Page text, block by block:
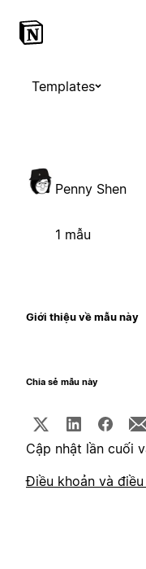
Templates
Penny Shen
1 mẫu
Giới thiệu về mẫu này
Chia sẻ mẫu này
Cập nhật lần cuối
Điều khoản và